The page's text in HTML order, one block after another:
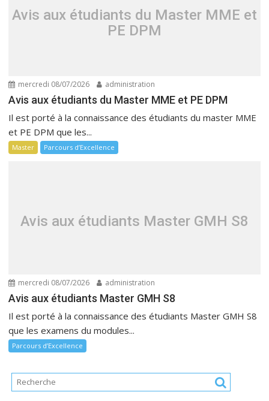
Avis aux étudiants du Master MME et
PE DPM
mercredi 08/07/2026 administration
Avis aux étudiants du Master MME et PE DPM
Il est porté à la connaissance des étudiants du master MME
et PE DPM que les...
Master Parcours d’Excellence
Avis aux étudiants Master GMH S8
mercredi 08/07/2026 administration
Avis aux étudiants Master GMH S8
Il est porté à la connaissance des étudiants Master GMH S8
que les examens du modules...
Parcours d’Excellence